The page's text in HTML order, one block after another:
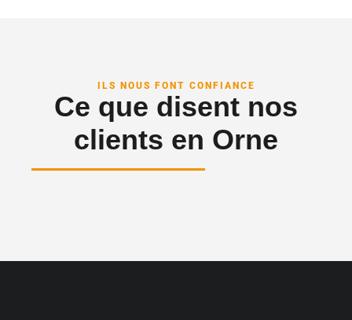
ILS NOUS FONT CONFIANCE
Ce que disent nos
clients en Orne